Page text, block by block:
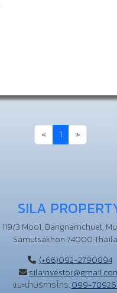
«ขึ้นไป1 »ขึ้นไป
SILA
119/3 Moo1, Bangnamchuet,
Samutsakhon 74000
:(+66)092-2790894
แนะนำบริการโทร:099-